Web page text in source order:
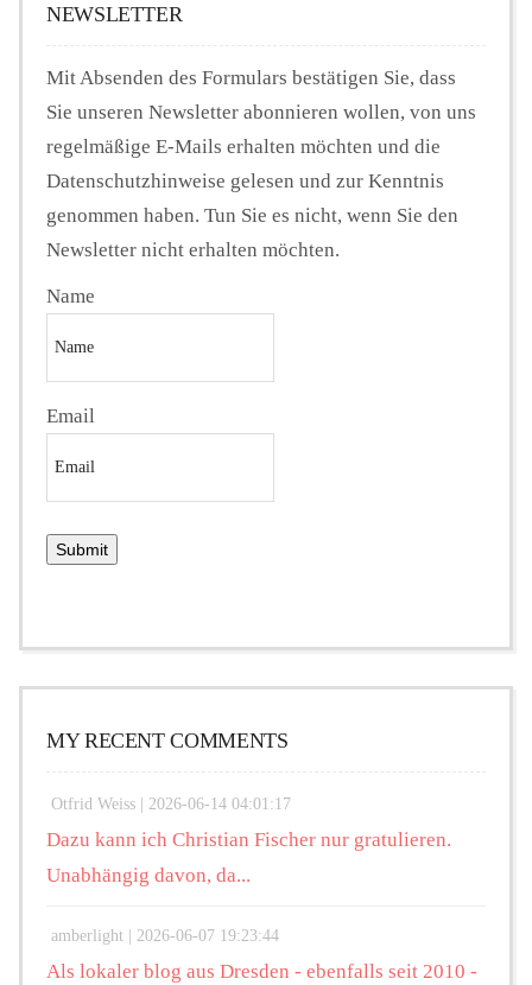
NEWSLETTER
Mit Absenden des Formulars bestätigen Sie, dass
Sie unseren Newsletter abonnieren wollen, von uns
regelmäßige E-Mails erhalten möchten und die
Datenschutzhinweise gelesen und zur Kenntnis
genommen haben. Tun Sie es nicht, wenn Sie den
Newsletter nicht erhalten möchten.
Name
Email
MY RECENT COMMENTS
Otfrid Weiss | 2026-06-14 04:01:17
Dazu kann ich Christian Fischer nur gratulieren.
Unabhängig davon, da...
amberlight | 2026-06-07 19:23:44
Als lokaler blog aus Dresden - ebenfalls seit 2010 -